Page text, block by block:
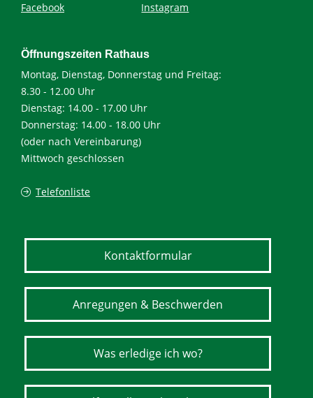
Facebook
Instagram
Öffnungszeiten Rathaus
Montag, Dienstag, Donnerstag und Freitag:
8.30 - 12.00 Uhr
Dienstag: 14.00 - 17.00 Uhr
Donnerstag: 14.00 - 18.00 Uhr
(oder nach Vereinbarung)
Mittwoch geschlossen
Telefonliste
Kontaktformular
Anregungen & Beschwerden
Was erledige ich wo?